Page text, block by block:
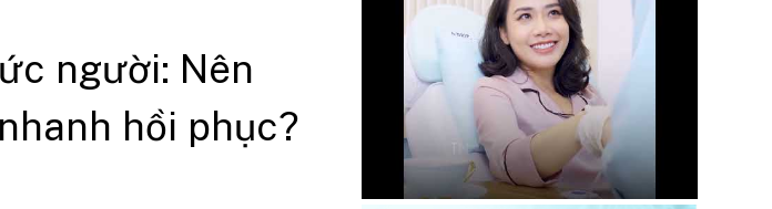
người: Nên
hồi phục?